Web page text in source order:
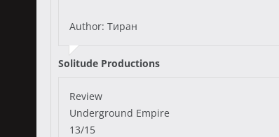
Author: Тиран
Solitude Productions
Review
Underground Empire
13/15